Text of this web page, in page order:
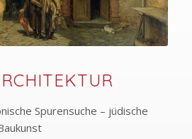
Spurensuche – jüdische